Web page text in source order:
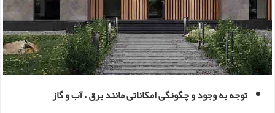
توجه به وجود و چگونگی امکاناتی مانند برق ، آب و گاز